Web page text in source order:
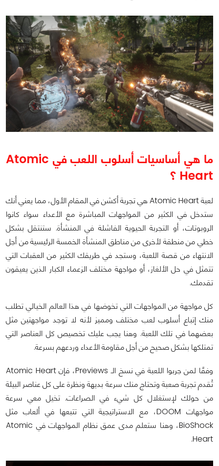
ما هي أساسيات أسلوب اللعب في Atomic
Heart ؟
لعبة Atomic Heart هي تجربة أكشن في المقام الأول، مما يعني أنك
ستدخل في الكثير من المواجهات المباشرة مع الأعداء سواء كانوا
الروبوتات، أو التجربة الحيوية الفاشلة في المنشأة. ستنتقل بشكل
خطي من منطقة لأخرى من مناطق المنشأة الخمسة الرئيسية من أجل
الانتهاء من قصة اللعبة، وستجد في طريقك الكثير من العقبات التي
تتمثل في حل الألغاز، أو مواجهة مختلف الزعماء الكبار الذين يعيقون
تقدمك.
كل مواجهة من المواجهات التي تخوضها في هذا العالم الخيالي تطلب
منك إتباع أسلوب لعب مختلف ومميز لأنه لا توجد مواجهتين مثل
بعضهما في تلك اللعبة. وهنا يجب عليك تخصيص كل العناصر التي
تمتلكها بشكل صحيح من أجل مقاومة الأعداء وردعهم بسرعة.
وفقًا لمن جربوا اللعبة في نسخ الـ Previews، فإن Atomic Heart
تُقدم تجربة صعبة وتحتاج منك سرعة بديهة ونظرة على كل عناصر البيئة
من حولك لإستغلال كل شيء في الصراعات. تخيل معي سرعة
مواجهات DOOM، مع الاستراتيجية التي تتبعها في ألعاب مثل
BioShock، وهنا ستعلم مدى عمق نظام المواجهات في Atomic
Heart.